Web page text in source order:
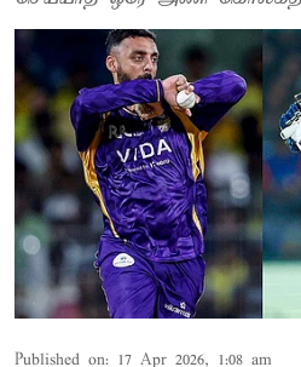
Published on: 17 Apr 2026, 1:08 am